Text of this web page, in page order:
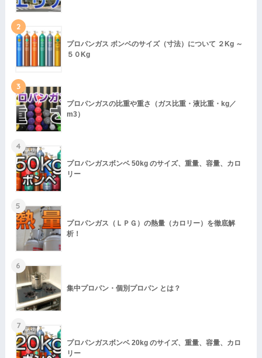
2
プロパンガス ボンベのサイズ（寸法）について ２Kg ～
５０Kg
3
プロパンガスの比重や重さ（ガス比重・液比重・kg／
m3）
4
プロパンガスボンベ 50kg のサイズ、重量、容量、カロ
リー
5
プロパンガス（ＬＰＧ）の熱量（カロリー）を徹底解
析！
6
集中プロパン・個別プロパン とは？
7
プロパンガスボンベ 20kg のサイズ、重量、容量、カロ
リー